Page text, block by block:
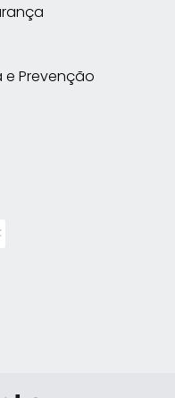
e Prevenção